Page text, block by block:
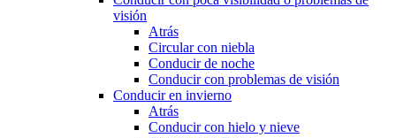
visión
Atrás
Circular con niebla
Conducir de noche
Conducir con problemas de visión
Conducir en invierno
Atrás
Conducir con hielo y nieve